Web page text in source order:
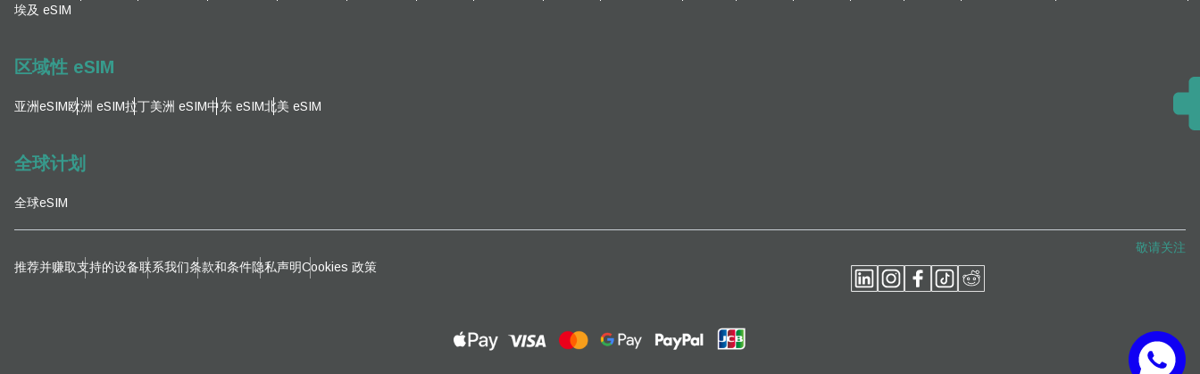
埃及 eSIM
区域性 eSIM
亚洲eSIM欧洲 eSIM拉丁美洲 eSIM中东 eSIM北美 eSIM
全球计划
全球eSIM
推荐并赚取支持的设备联系我们条款和条件隐私声明Cookies 政策
敬请关注
EUR - 欧元
PHP - 菲律宾比索 IDR - 印尼盾